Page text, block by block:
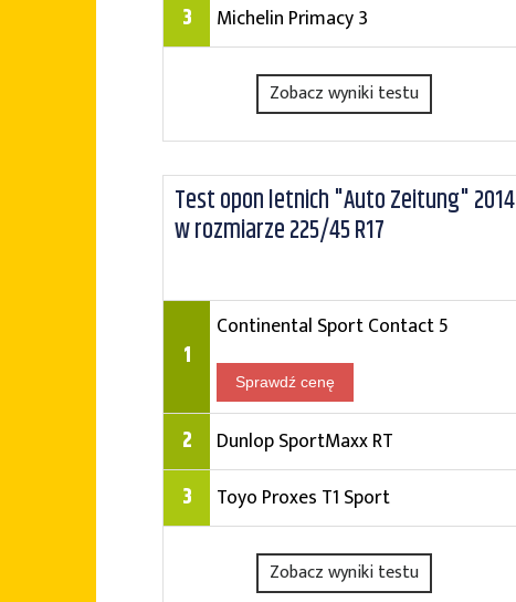
3 Michelin Primacy 3
Zobacz wyniki testu
Test opon letnich "Auto Zeitung" 2014
w rozmiarze 225/45 R17
1
Continental Sport Contact 5
Sprawdź cenę
2 Dunlop SportMaxx RT
3 Toyo Proxes T1 Sport
Zobacz wyniki testu